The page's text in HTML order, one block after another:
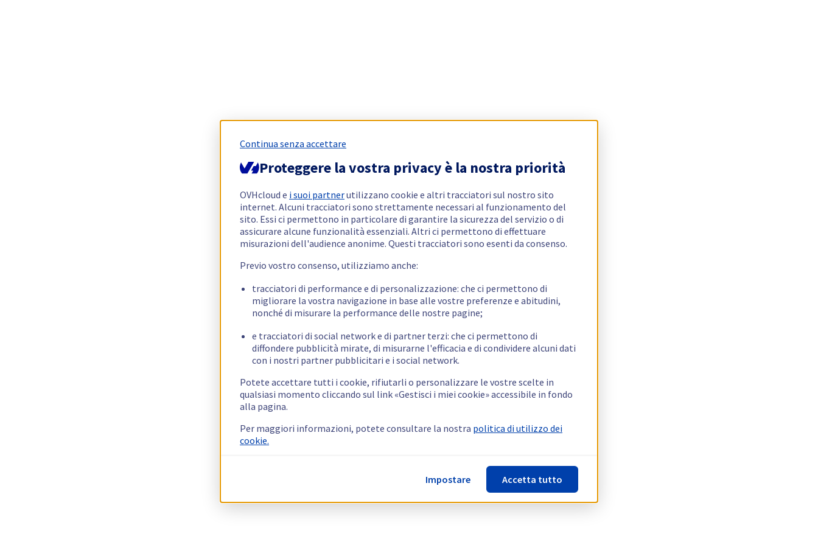
Continua senza accettare
Proteggere la vostra privacy è la nostra priorità
OVHcloud e i suoi partnerutilizzano cookie e altri tracciatori sul nostro sito
internet. Alcuni tracciatori sono strettamente necessari al funzionamento del
sito. Essi ci permettono in particolare di garantire la sicurezza del servizio o di
assicurare alcune funzionalità essenziali. Altri ci permettono di effettuare
misurazioni dell'audience anonime. Questi tracciatori sono esenti da consenso.
Previo vostro consenso, utilizziamo anche:
tracciatori di performance e di personalizzazione: che ci permettono di
migliorare la vostra navigazione in base alle vostre preferenze e abitudini,
nonché di misurare la performance delle nostre pagine;
e tracciatori di social network e di partner terzi: che ci permettono di
diffondere pubblicità mirate, di misurarne l'efficacia e di condividere alcuni dati
con i nostri partner pubblicitari e i social network.
Potete accettare tutti i cookie, rifiutarli o personalizzare le vostre scelte in
qualsiasi momento cliccando sul link «Gestisci i miei cookie» accessibile in fondo
alla pagina.
Per maggiori informazioni, potete consultare la nostra politica di utilizzo dei
cookie.
Impostare Accetta tutto